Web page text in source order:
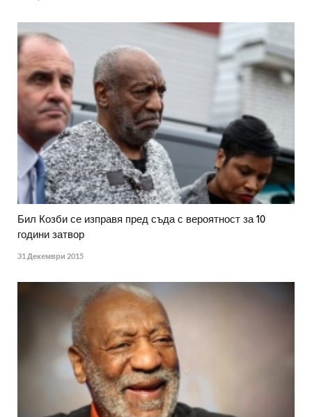
Бил Козби се изправя пред съда с вероятност за 10
години затвор
31 Декември 2015